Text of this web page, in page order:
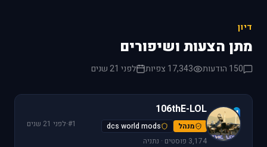
דיון
מתן הצעות ושיפורים
150 הודעות 17,343 צפיות לפני 21 שנים
1
106thE-LOL
מנהל
dcs world mods
3,174 פוסטים · נתניה
#1
·לפני 21 שנים